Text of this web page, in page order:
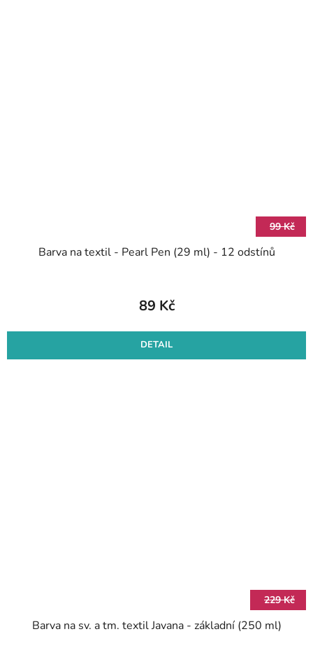
99 Kč
Barva na textil - Pearl Pen (29 ml) - 12 odstínů
89 Kč
DETAIL
229 Kč
Barva na sv. a tm. textil Javana - základní (250 ml)